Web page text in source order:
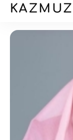
KAZMUZ